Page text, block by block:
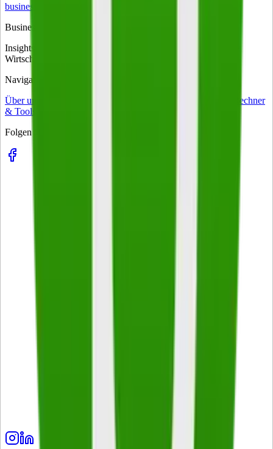
business
Business. Klartext.
Insights, Strategien und Trends für Entscheider – das tägliche
Wirtschaftsmagazin für Führungskräfte in Deutschland.
Navigation
Über uns
Rechner
& Tools
Folgen Sie uns